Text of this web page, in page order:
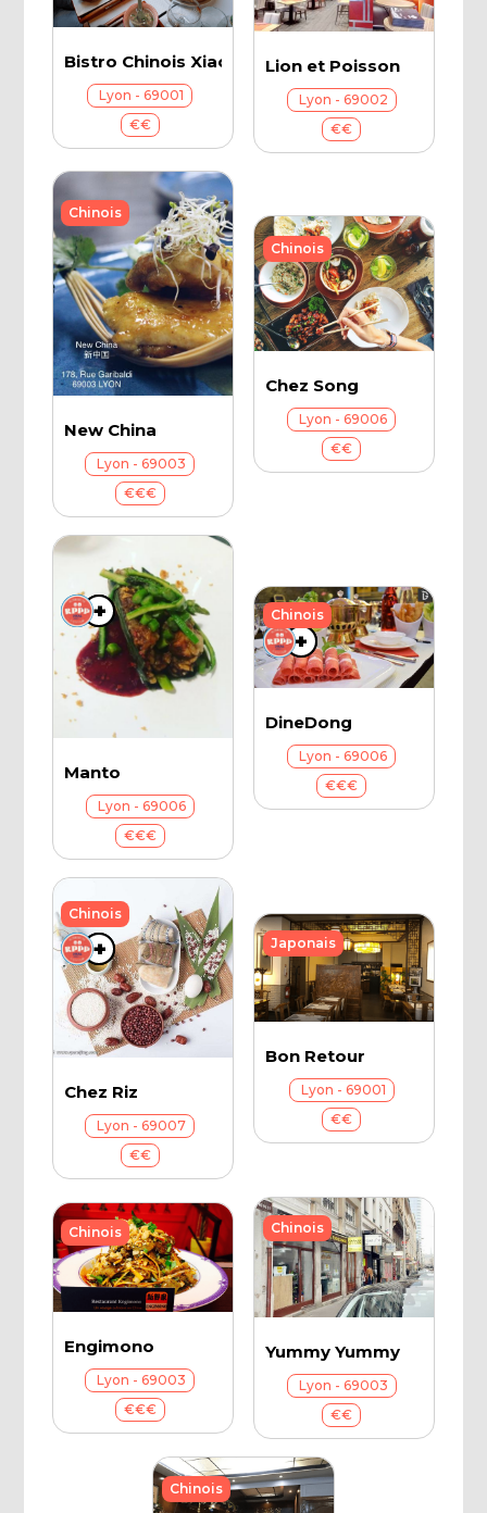
Bistro Chinois Xiao Chi
Lyon - 69001
€€
Lion et Poisson
Lyon - 69002
€€
New China
Lyon - 69003
€€€
Chinois
Chez Song
Lyon - 69006
€€
Chinois
+
+
Manto
Lyon - 69006
€€€
+
+
DineDong
Lyon - 69006
€€€
Chinois
+
+
Chez Riz
Lyon - 69007
€€
Chinois
Bon Retour
Lyon - 69001
€€
Japonais
Engimono
Lyon - 69003
€€€
Chinois
Yummy Yummy
Lyon - 69003
€€
Chinois
Chinois